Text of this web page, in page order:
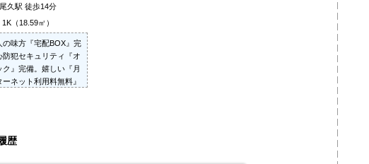
尾久駅 徒歩14分
1K（18.59㎡）
の味方『宅配BOX』完
防犯セキュリティ『オ
ク』完備。嬉しい『月
ネット利用料無料』
歴